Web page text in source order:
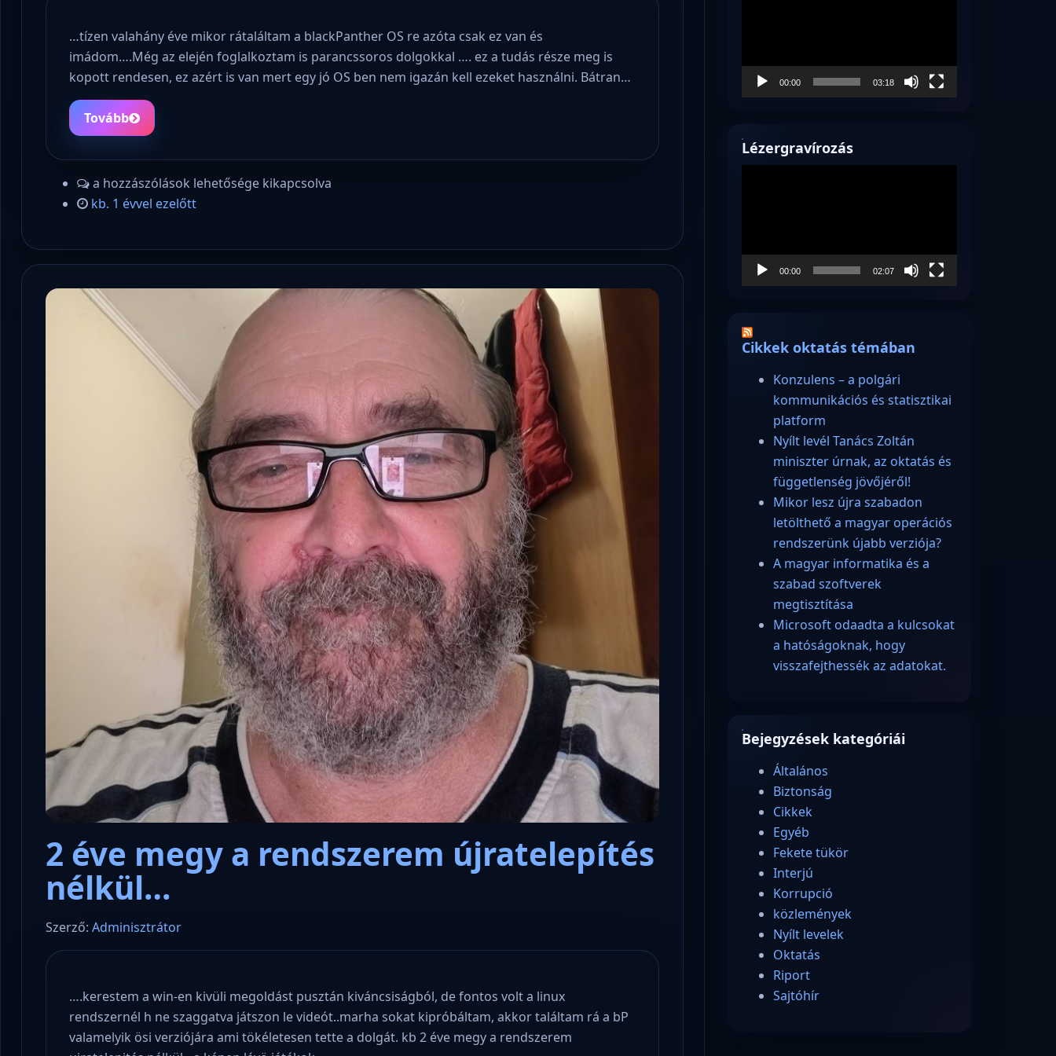
…tízen valahány éve mikor rátaláltam a blackPanther OS re azóta csak ez van és
imádom….Még az elején foglalkoztam is parancssoros dolgokkal …. ez a tudás része meg is
kopott rendesen, ez azért is van mert egy jó OS ben nem igazán kell ezeket használni. Bátran…
Tovább
a hozzászólások lehetősége kikapcsolva
kb. 1 évvel ezelőtt
2 éve megy a rendszerem újratelepítés
nélkül…
Szerző: Adminisztrátor
….kerestem a win-en kivüli megoldást pusztán kiváncsiságból, de fontos volt a linux
rendszernél h ne szaggatva játszon le videót..marha sokat kipróbáltam, akkor találtam rá a bP
valamelyik ösi verziójára ami tökéletesen tette a dolgát. kb 2 éve megy a rendszerem
00:00 03:18
Lézergravírozás
00:00 02:07
Cikkek oktatás témában
Konzulens – a polgári
kommunikációs és statisztikai
platform
Nyílt levél Tanács Zoltán
miniszter úrnak, az oktatás és
függetlenség jövőjéről!
Mikor lesz újra szabadon
letölthető a magyar operációs
rendszerünk újabb verziója?
A magyar informatika és a
szabad szoftverek
megtisztítása
Microsoft odaadta a kulcsokat
a hatóságoknak, hogy
visszafejthessék az adatokat.
Bejegyzések kategóriái
Általános
Biztonság
Cikkek
Egyéb
Fekete tükör
Interjú
Korrupció
közlemények
Nyílt levelek
Oktatás
Riport
Sajtóhír